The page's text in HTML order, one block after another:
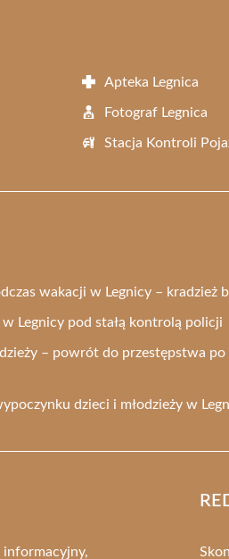
Apteka Legnica
Fotograf Legnica
Stacja Kontroli
wakacji w Legnicy – kradzież
Legnicy pod stałą kontrolą policji
– powrót do przestępstwa
dzieci i młodzieży w
informacyjny,